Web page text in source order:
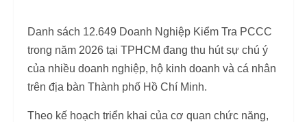
Danh sách 12.649 Doanh Nghiệp Kiểm Tra PCCC
trong năm 2026 tại TPHCM đang thu hút sự chú ý
của nhiều doanh nghiệp, hộ kinh doanh và cá nhân
trên địa bàn Thành phố Hồ Chí Minh.
Theo kế hoạch triển khai của cơ quan chức năng,